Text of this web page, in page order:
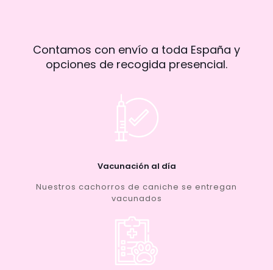
Contamos con envío a toda España y
opciones de recogida presencial.
Vacunación al día
Nuestros cachorros de caniche se entregan
vacunados